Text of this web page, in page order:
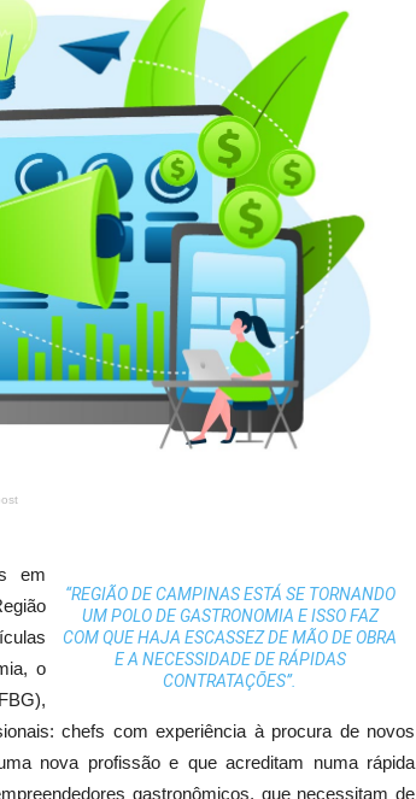
“REGIÃO DE CAMPINAS ESTÁ SE TORNANDO
UM POLO DE GASTRONOMIA E ISSO FAZ
COM QUE HAJA ESCASSEZ DE MÃO DE OBRA
E A NECESSIDADE DE RÁPIDAS
CONTRATAÇÕES”.
em
o
chefs com experiência à procura de novos
nova profissão e que acreditam numa rápida
gastronômicos, que necessitam de